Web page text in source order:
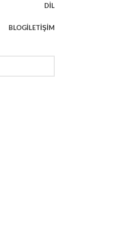
DIL
BLOGİLETIŞIM